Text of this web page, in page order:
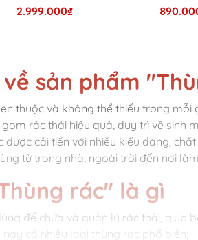
2.999.000₫
sản phẩm
thuộc và không thể thiếu trong
rác thải hiệu quả, duy trì vệ sinh
cải tiến với nhiều kiểu dáng,
từ trong nhà, ngoài trời đến nơi
rác" là gì
để chứa và quản lý rác thải, giúp
nay có nhiều loại thùng rác phổ biến: